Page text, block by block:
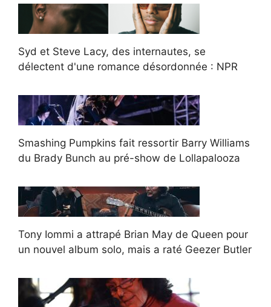
Syd et Steve Lacy, des internautes, se
délectent d'une romance désordonnée : NPR
Smashing Pumpkins fait ressortir Barry Williams
du Brady Bunch au pré-show de Lollapalooza
Tony Iommi a attrapé Brian May de Queen pour
un nouvel album solo, mais a raté Geezer Butler